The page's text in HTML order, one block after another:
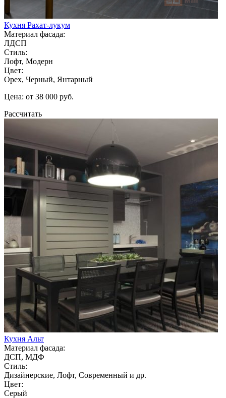
Кухня Рахат-лукум
Материал фасада:
ЛДСП
Стиль:
Лофт, Модерн
Цвет:
Орех, Черный, Янтарный
Цена: от 38 000 руб.
Рассчитать
Кухня Альт
Материал фасада:
ДСП, МДФ
Стиль:
Дизайнерские, Лофт, Современный и др.
Цвет:
Серый